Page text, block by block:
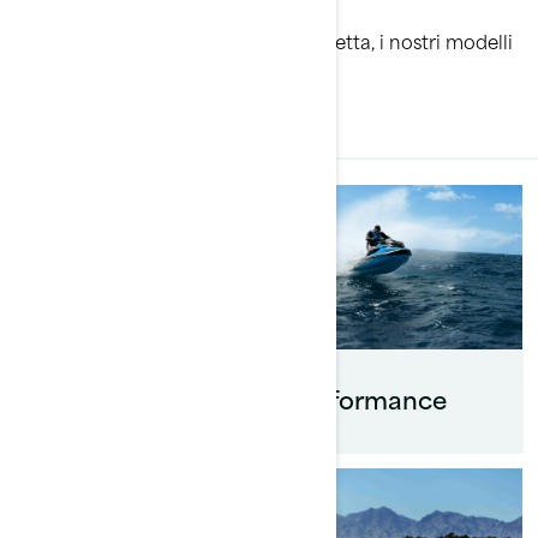
Qualunque sia l’avventura che ti aspetta, i nostri modelli
Performance